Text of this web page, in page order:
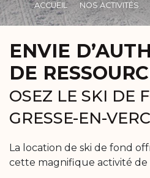
ACCUEIL NOS ACTIVITÉS
ENVIE
DE
OSEZ LE SKI DE
GRESSE-EN-
La location de ski de fond
cette magnifique activité